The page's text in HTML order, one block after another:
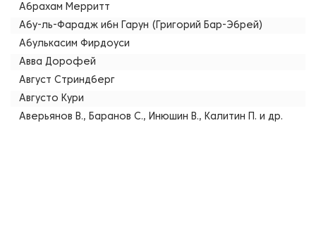
Абрахам Мерритт
Абу-ль-Фарадж ибн Гарун (Григорий Бар-Эбрей)
Абулькасим Фирдоуси
Авва Дорофей
Август Стриндберг
Августо Кури
Аверьянов В., Баранов С., Инюшин В., Калитин П. и др.